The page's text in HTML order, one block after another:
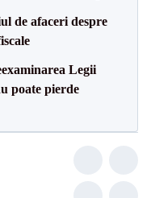
de afaceri despre
Legii
poate pierde